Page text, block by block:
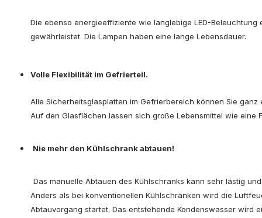
Die ebenso energieeffiziente wie langlebige LED-
gewährleistet. Die Lampen haben eine lange Lebensdauer.
Volle Flexibilität im Gefrierteil.
Alle Sicherheitsglasplatten im Gefrierbereich können Sie
Auf den Glasflächen lassen sich große Lebensmittel wie eine
Nie mehr den Kühlschrank abtauen!
Das manuelle Abtauen des Kühlschranks kann sehr lästig
Anders als bei konventionellen Kühlschränken wird die
Abtauvorgang startet. Das entstehende Kondenswasser wird